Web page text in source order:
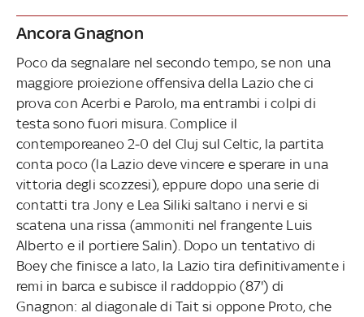
Ancora Gnagnon
Poco da segnalare nel secondo tempo, se non una
maggiore proiezione offensiva della Lazio che ci
prova con Acerbi e Parolo, ma entrambi i colpi di
testa sono fuori misura. Complice il
contemporeaneo 2-0 del Cluj sul Celtic, la partita
conta poco (la Lazio deve vincere e sperare in una
vittoria degli scozzesi), eppure dopo una serie di
contatti tra Jony e Lea Siliki saltano i nervi e si
scatena una rissa (ammoniti nel frangente Luis
Alberto e il portiere Salin). Dopo un tentativo di
Boey che finisce a lato, la Lazio tira definitivamente i
remi in barca e subisce il raddoppio (87') di
Gnagnon: al diagonale di Tait si oppone Proto, che